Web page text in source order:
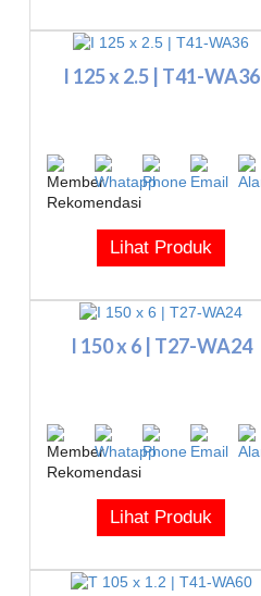
I 125 x 2.5 | T41-WA36
Lihat Produk
I 150 x 6 | T27-WA24
Lihat Produk